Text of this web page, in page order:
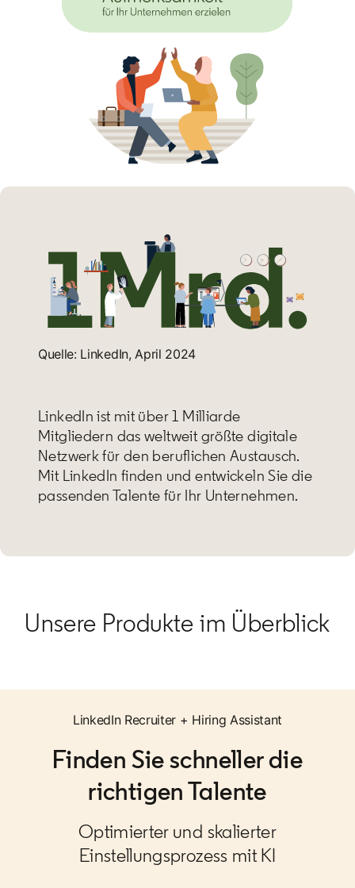
Quelle: LinkedIn, April 2024
LinkedIn ist mit über 1 Milliarde
Mitgliedern das weltweit größte digitale
Netzwerk für den beruflichen Austausch.
Mit LinkedIn finden und entwickeln Sie die
passenden Talente für Ihr Unternehmen.
Unsere Produkte im Überblick
LinkedIn Recruiter + Hiring Assistant
Finden Sie schneller die
richtigen Talente
Optimierter und skalierter
Einstellungsprozess mit KI​